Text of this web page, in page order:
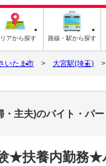
アから探す 路線・駅から探す
いたま市 大宮駅(埼玉)
主夫)のバイト・パ
★扶養内勤務